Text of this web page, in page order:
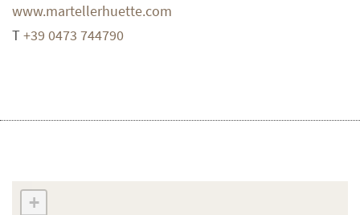
www.martellerhuette.com
T+39 0473 744790
+